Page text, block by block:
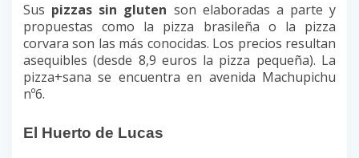
Sus pizzas sin gluten son elaboradas a parte y
propuestas como la pizza brasileña o la pizza
corvara son las más conocidas. Los precios resultan
asequibles (desde 8,9 euros la pizza pequeña). La
pizza+sana se encuentra en avenida Machupichu
nº6.
El Huerto de Lucas